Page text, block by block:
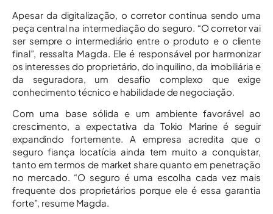
Apesar da digitalização, o corretor continua sendo uma
peça central na intermediação do seguro. “O corretor vai
ser sempre o intermediário entre o produto e o cliente
final”, ressalta Magda. Ele é responsável por harmonizar
os interesses do proprietário, do inquilino, da imobiliária e
da seguradora, um desafio complexo que exige
conhecimento técnico e habilidade de negociação.
Com uma base sólida e um ambiente favorável ao
crescimento, a expectativa da Tokio Marine é seguir
expandindo fortemente. A empresa acredita que o
seguro fiança locatícia ainda tem muito a conquistar,
tanto em termos de market share quanto em penetração
no mercado. “O seguro é uma escolha cada vez mais
frequente dos proprietários porque ele é essa garantia
forte”, resume Magda.